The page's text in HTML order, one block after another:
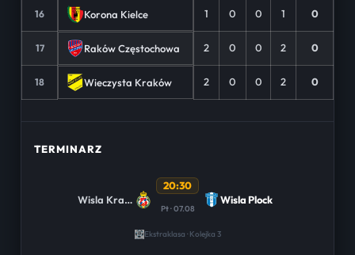
16 Korona Kielce 1 0 0 1 0
17 Raków Częstochowa 2 0 0 2 0
18 Wieczysta Kraków 2 0 0 2 0
TERMINARZ
Wisla Krakow
20:30
Pt · 07.08
Wisla Plock
Ekstraklasa · Kolejka 3